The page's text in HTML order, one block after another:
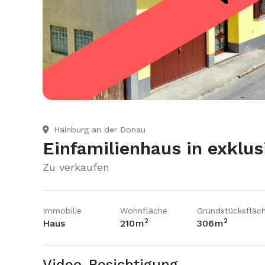
 Hainburg an der Donau
Einfamilienhaus in
Zu verkaufen
Immobilie
Haus
Wohnfläche
210m2 306m2